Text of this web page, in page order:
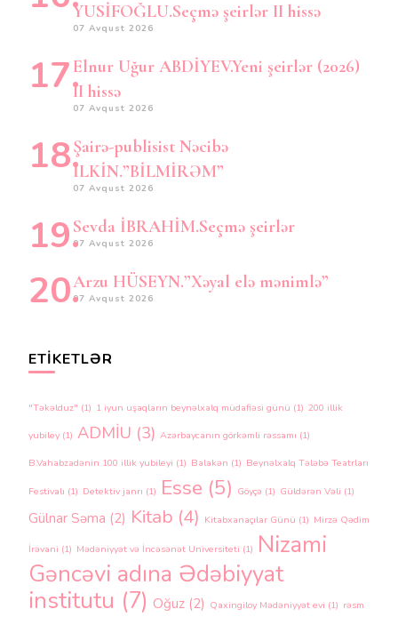
YUSİFOĞLU.Seçmə şeirlər II hissə
07 Avqust 2026
Elnur Uğur ABDİYEV.Yeni şeirlər (2026)
II hissə
07 Avqust 2026
Şairə-publisist Nəcibə
İLKİN.”BİLMİRƏM”
07 Avqust 2026
Sevda İBRAHİM.Seçmə şeirlər
07 Avqust 2026
Arzu HÜSEYN.”Xəyal elə mənimlə”
07 Avqust 2026
ETIKETLƏR
"Təkəlduz" (1) 1 iyun uşaqların beynəlxalq müdafiəsi günü (1) 200 illik
yubiley (1) ADMİU (3) Azərbaycanın görkəmli rəssamı (1)
B.Vahabzadənin 100 illik yubileyi (1) Balakən (1) Beynəlxalq Tələbə Teatrları
Festivalı (1) Detektiv janrı (1) Esse (5) Göyçə (1) Güldərən Vəli (1)
Gülnar Səma (2) Kitab (4) Kitabxanaçılar Günü (1) Mirzə Qədim
İrəvani (1) Mədəniyyət və İncəsənət Universiteti (1) Nizami
Gəncəvi adına Ədəbiyyat
institutu (7) Oğuz (2) Qaxingiloy Mədəniyyət evi (1) rəsm